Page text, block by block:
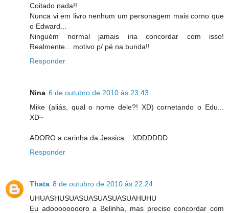
Coitado nada!!
Nunca vi em livro nenhum um personagem mais corno que
o Edward...
Ninguém normal jamais iria concordar com isso!
Realmente... motivo p/ pé na bunda!!
Responder
Nina 6 de outubro de 2010 às 23:43
Mike (aliás, qual o nome dele?! XD) cornetando o Edu...
XD~
ADORO a carinha da Jessica... XDDDDDD
Responder
Thata 8 de outubro de 2010 às 22:24
UHUASHUSUASUASUASUASUAHUHU
Eu adooooooooro a Belinha, mas preciso concordar com